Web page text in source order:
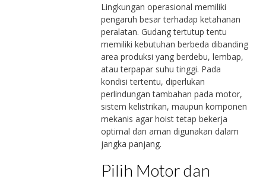
Lingkungan operasional memiliki
pengaruh besar terhadap ketahanan
peralatan. Gudang tertutup tentu
memiliki kebutuhan berbeda dibanding
area produksi yang berdebu, lembap,
atau terpapar suhu tinggi. Pada
kondisi tertentu, diperlukan
perlindungan tambahan pada motor,
sistem kelistrikan, maupun komponen
mekanis agar hoist tetap bekerja
optimal dan aman digunakan dalam
jangka panjang.
Pilih Motor dan